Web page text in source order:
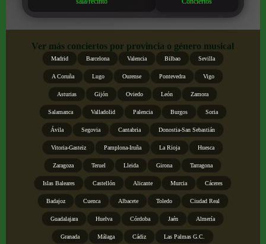
Ver más conciertos por provincia o género musical
Madrid Barcelona Valencia Bilbao Sevilla
A Coruña Lugo Ourense Pontevedra Vigo
Asturias Gijón Oviedo León Zamora
Salamanca Valladolid Palencia Burgos Soria
Ávila Segovia Cantabria Donostia-San Sebastián
Vitoria-Gasteiz Pamplona-Iruña La Rioja Huesca
Zaragoza Teruel Lleida Girona Tarragona
Islas Baleares Castellón Alicante Murcia Cáceres
Badajoz Cuenca Albacete Toledo Ciudad Real
Guadalajara Huelva Córdoba Jaén Almería
Granada Málaga Cádiz Las Palmas G.C.